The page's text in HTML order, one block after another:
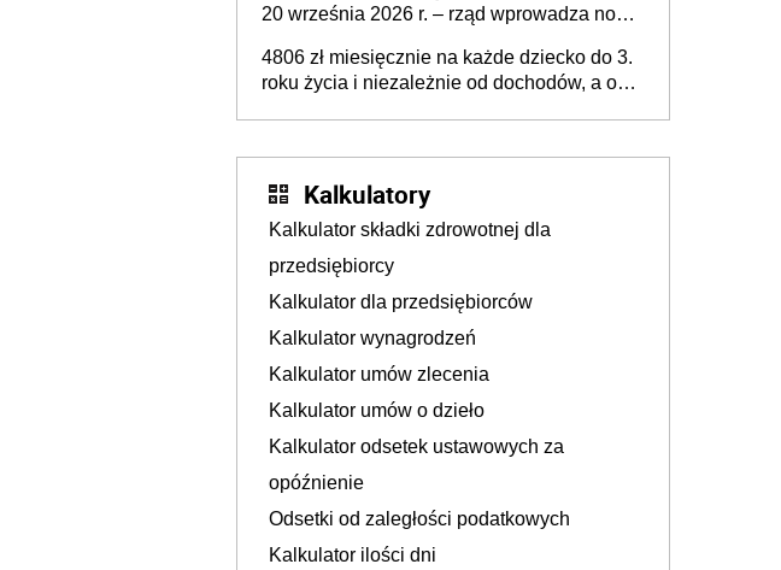
20 września 2026 r. – rząd wprowadza nowe
mieszkańców
4806 zł miesięcznie na każde dziecko do 3.
roku życia i niezależnie od dochodów, a od
Polsce
Kalkulatory
Kalkulator składki zdrowotnej dla
przedsiębiorcy
Kalkulator dla przedsiębiorców
Kalkulator wynagrodzeń
Kalkulator umów zlecenia
Kalkulator umów o dzieło
Kalkulator odsetek ustawowych za
opóźnienie
Odsetki od zaległości podatkowych
Kalkulator ilości dni